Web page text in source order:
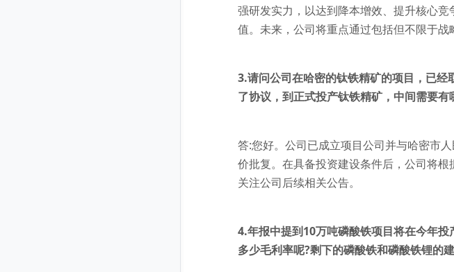
强研发实力，以达到降本增效、提升核心
值。未来，公司将重点通过包括但不限于战
3.请问公司在哈密的钛铁精矿的项目，已
了协议，到正式投产钛铁精矿，中间需要
答:您好。公司已成立项目公司并与哈密市
价批复。在具备投资建设条件后，公司将
关注公司后续相关公告。
4.年报中提到10万吨磷酸铁项目将在今年
多少毛利率呢?剩下的磷酸铁和磷酸铁锂的